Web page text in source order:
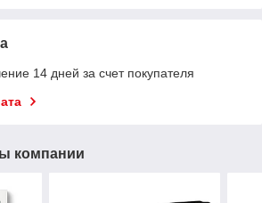
14 дней за счет покупателя
компании